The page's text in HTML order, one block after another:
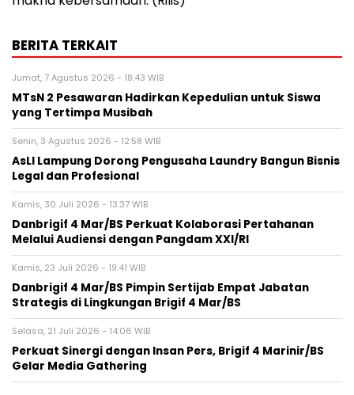
BERITA TERKAIT
Jumat, 7 Agustus 2026 - 18:43 WIB
MTsN 2 Pesawaran Hadirkan Kepedulian untuk Siswa
yang Tertimpa Musibah
Senin, 3 Agustus 2026 - 12:58 WIB
AsLI Lampung Dorong Pengusaha Laundry Bangun Bisnis
Legal dan Profesional
Kamis, 30 Juli 2026 - 13:37 WIB
Danbrigif 4 Mar/BS Perkuat Kolaborasi Pertahanan
Melalui Audiensi dengan Pangdam XXI/RI
Kamis, 23 Juli 2026 - 19:41 WIB
Danbrigif 4 Mar/BS Pimpin Sertijab Empat Jabatan
Strategis di Lingkungan Brigif 4 Mar/BS
Selasa, 21 Juli 2026 - 14:06 WIB
Perkuat Sinergi dengan Insan Pers, Brigif 4 Marinir/BS
Gelar Media Gathering